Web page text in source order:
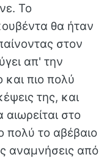
Το
θα ήταν
στον
απ' την
και πιο πολύ
της, και
στο
πολύ το αβέβαιο
αναμνήσεις από